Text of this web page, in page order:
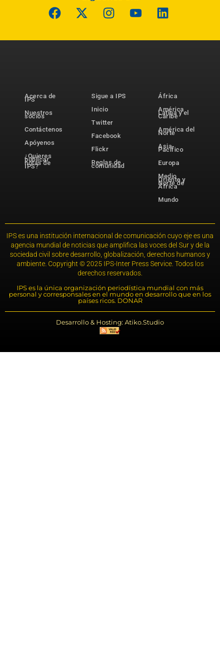
Acerca de
IPS
Nuestros
socios
Contáctenos
Apóyenos
¿Quieres
publicar
notas de
IPS?
Sigue a IPS
Inicio
Twitter
Facebook
Flickr
Reglas de
comunidad
África
América
Latina y el
Caribe
América del
Norte
Asia-
Pacífico
Europa
Medio
Oriente y
Norte de
África
Mundo
IPS es una institución internacional de comunicación cuyo eje es una
agencia mundial de noticias que amplifica las voces del Sur y de la
sociedad civil sobre desarrollo, globalización, derechos humanos y
ambiente. Copyright © 2025 IPS-Inter Press Service. Todos los
derechos reservados.
IPS es la única organización periodística mundial con más
personal y corresponsales en el mundo en desarrollo que en los
países ricos. DONAR
Desarrollo & Hosting: Atiko.Studio